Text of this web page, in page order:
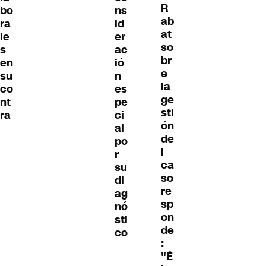
bo
ra
le
s
en
su
co
nt
ra
ns
id
er
ac
ió
n
es
pe
ci
al
po
r
su
di
ag
nó
sti
co
R
ab
at
so
br
e
la
ge
sti
ón
de
l
ca
so
re
sp
on
de
:
"É